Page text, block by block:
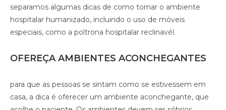
separamos algumas dicas de como tornar o ambiente
hospitalar humanizado, incluindo o uso de móveis
especiais, como a poltrona hospitalar reclinavél.
OFEREÇA AMBIENTES ACONCHEGANTES
para que as pessoas se sintam como se estivessem em
casa, a dica é oferecer um ambiente aconchegante, que